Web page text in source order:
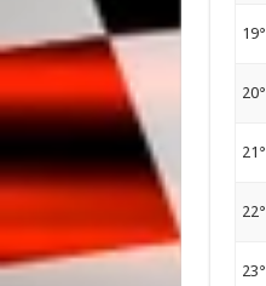
19°
20°
21°
22°
23°